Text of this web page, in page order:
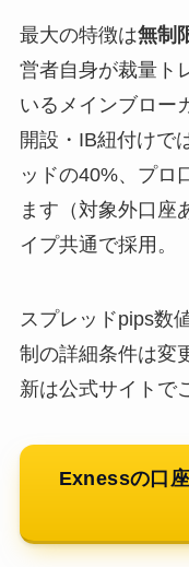
最大の特徴は無制
営者自身が裁量ト
いるメインブロー
開設・IB紐付けで
ッドの40%、プロ
ます（対象外口座
イプ共通で採用。
スプレッドpips数
制の詳細条件は変
新は公式サイトで
Exnessの口